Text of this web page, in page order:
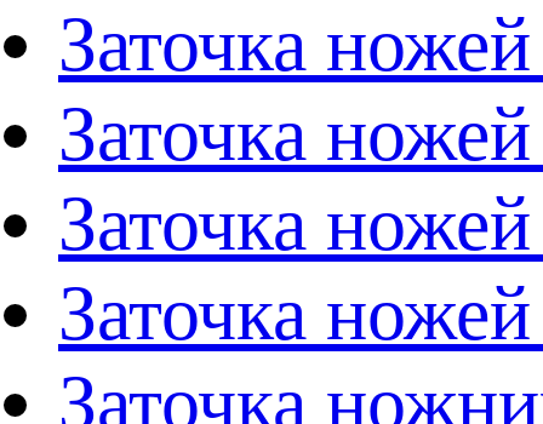
Заточка
Заточка
Заточка
Заточка
Заточка